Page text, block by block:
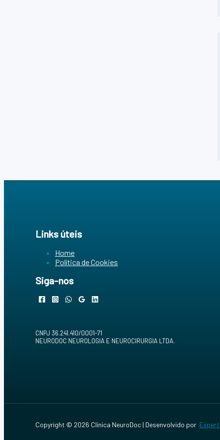
Links úteis
Home
Política de Cookies
Siga-nos
CNPJ 36.241.410/0001-71
NEURODOC NEUROLOGIA E NEUROCIRURGIA LTDA.
Copyright © 2026 Clínica NeuroDoc | Desenvolvido por